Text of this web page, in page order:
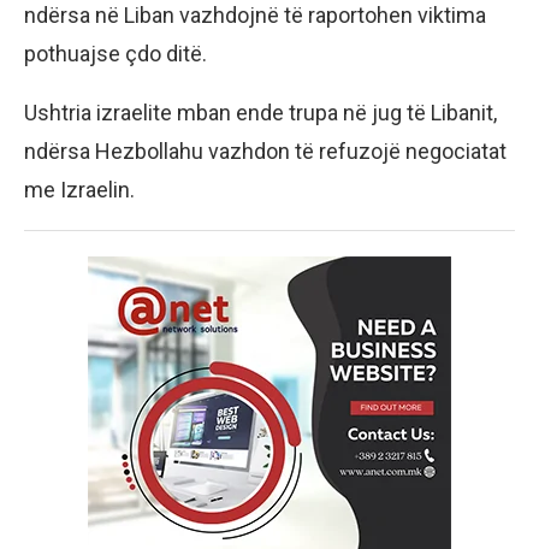
ndërsa në Liban vazhdojnë të raportohen viktima
pothuajse çdo ditë.
Ushtria izraelite mban ende trupa në jug të Libanit,
ndërsa Hezbollahu vazhdon të refuzojë negociatat
me Izraelin.